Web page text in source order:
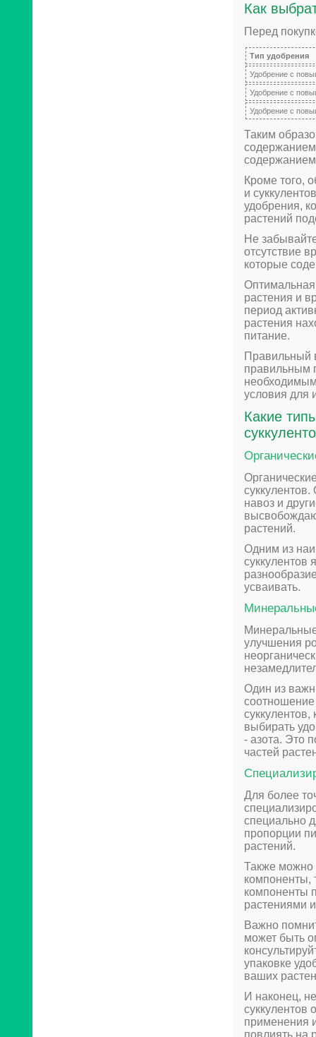
Как
Перед
Тип удобрения
Удобрение с
Удобрение с
Удобрение с
Таким
содержанием
Кроме того,
и
удобрения,
растений
Не
отсутствие
которые
Оптимальная
растения и
период
растения
питание.
Правильный
правильным
условия для
Какие
навоз и
растений.
Одним из
суккулентов
усваивать.
улучшения
Один из
соотношение
выбирать
- азота. Это
частей
Для более
специально
пропорции
растений.
Также можно
компоненты,
компоненты
растениями
Важно
может быть
упаковке
ваших
И наконец,
суккулентов
применения